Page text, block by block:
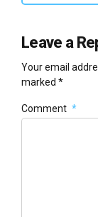
Leave a
Your email
marked *
Comment *